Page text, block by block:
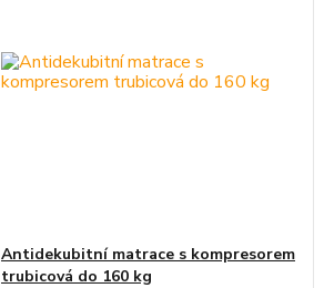
Antidekubitní matrace s kompresorem
trubicová do 160 kg